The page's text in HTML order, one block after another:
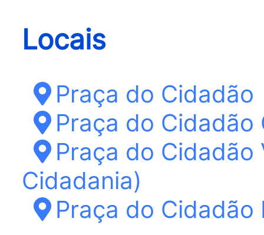
Locais
Praça do Cidadão
Praça do Cidadão
Praça do Cidadão
Cidadania)
Praça do Cidadão